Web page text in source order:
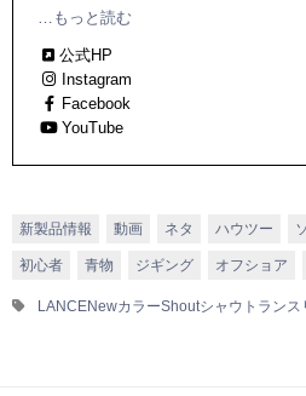
アシストフックなど、ジギングに関
…もっと読む
公式HP
Instagram
Facebook
YouTube
新製品情報 動画 ネタ ハウツー
初心者 青物 ジギング オフショア
LANCENewカラーShoutシャウト ランス